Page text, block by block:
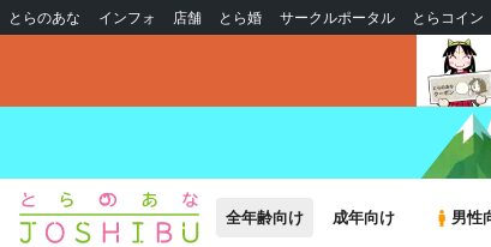
とらのあな インフォ 店舗 とら婚 サークルポータル とらコイン
全年齢向け 成年向け 男性